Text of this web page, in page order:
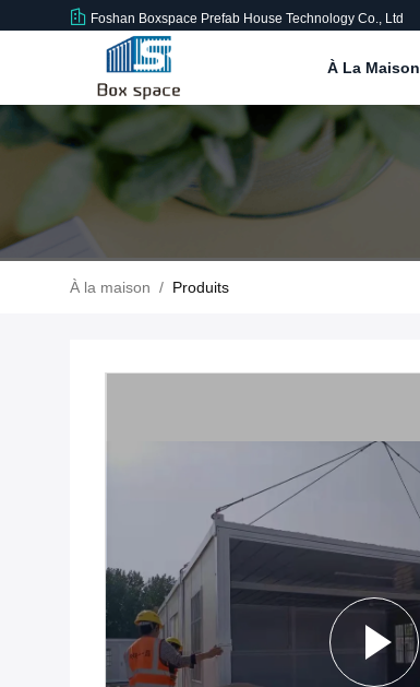
Foshan Boxspace Prefab House Technology Co., Ltd
À La Maison
À la maison / Produits